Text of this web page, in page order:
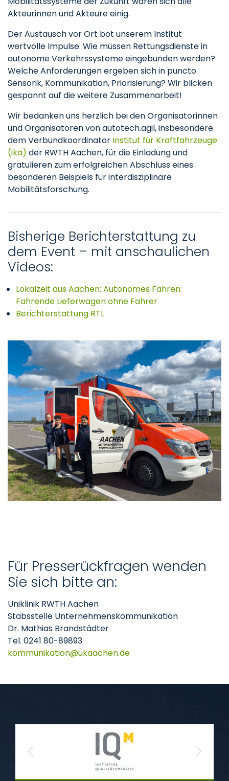
Akteurinnen und Akteure einig.
Der Austausch vor Ort bot unserem Institut
wertvolle Impulse: Wie müssen Rettungsdienste in
autonome Verkehrssysteme eingebunden werden?
Welche Anforderungen ergeben sich in puncto
Sensorik, Kommunikation, Priorisierung? Wir blicken
gespannt auf die weitere Zusammenarbeit!
Wir bedanken uns herzlich bei den Organisatorinnen
und Organisatoren von autotech.agil, insbesondere
dem Verbundkoordinator Institut für Kraftfahrzeuge
(ika) der RWTH Aachen, für die Einladung und
gratulieren zum erfolgreichen Abschluss eines
besonderen Beispiels für interdisziplinäre
Mobilitätsforschung.
Bisherige Berichterstattung zu
dem Event – mit anschaulichen
Videos:
Lokalzeit aus Aachen: Autonomes Fahren:
Fahrende Lieferwagen ohne Fahrer
Berichterstattung RTL
Für Presserückfragen wenden
Sie sich bitte an:
Uniklinik RWTH Aachen
Stabsstelle Unternehmenskommunikation
Dr. Mathias Brandstädter
Tel. 0241 80-89893
kommunikation
ukaachende
Previous Next